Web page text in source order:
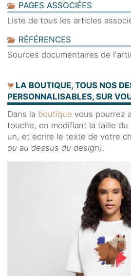
PAGES ASSOCIÉES
Liste de tous les articles
RÉFÉRENCES
Sources documentaires de
LA BOUTIQUE, TOUS NOS
PERSONNALISABLES, SUR
Dans la boutique vous pourrez
touche, en modifiant la taille
un, et ecrire le texte de votre
ou au dessus du design).